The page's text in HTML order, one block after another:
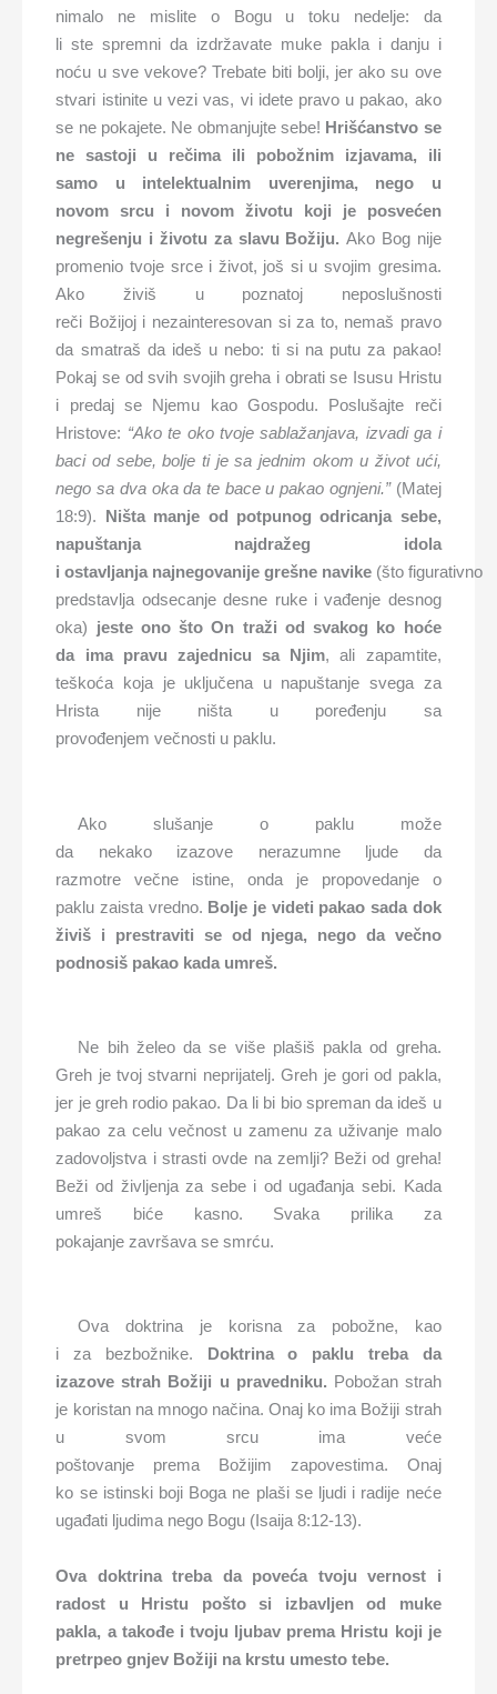
nimalo ne mislite o Bogu u toku nedelje: da
li ste spremni da izdržavate muke pakla i danju i
noću u sve vekove? Trebate biti bolji, jer ako su ove
stvari istinite u vezi vas, vi idete pravo u pakao, ako
se ne pokajete. Ne obmanjujte sebe! Hrišćanstvo se
ne sastoji u rečima ili pobožnimizjavama, ili
samo u intelektualnim uverenjima, nego u
novom srcu i novom životu koji je posvećen
negrešenju i životu za slavu Božiju. Ako Bog nije
promenio tvoje srce i život, još si u svojim gresima.
Ako živiš u poznatoj neposlušnosti
reči Božijoj i nezainteresovan si za to, nemaš pravo
da smatraš da ideš u nebo: ti si na putu za pakao!
Pokaj se od svih svojih greha i obrati se Isusu Hristu
i predaj se Njemu kao Gospodu. Poslušajte reči
Hristove: “Akote okotvoje sablažanjava, izvadi ga i
baci od sebe, bolje ti je sa jednim okom u život ući,
nego sa dva oka da te bace upakao ognjeni.”(Matej
18:9). Ništa manje od potpunogodricanja sebe,
napuštanja najdražeg idola
iostavljanja najnegovanije grešne navike (što figurativno
predstavlja odsecanje desne ruke i vađenje desnog
oka) jeste ono štoOn traži od svakog ko hoće
da ima pravu zajednicu sa Njim, ali zapamtite,
teškoća koja je uključena u napuštanje svega za
Hrista nije ništa u poređenju sa
provođenjem večnosti u paklu.
Ako slušanje o paklu može
da nekako izazove nerazumne ljude da
razmotre večne istine, onda je propovedanje o
paklu zaista vredno. Bolje je videti pakao sada dok
živiš i prestraviti se od njega, nego da večno
podnosiš pakao kada umreš.
Ne bih želeo da se više plašiš pakla od greha.
Greh je tvoj stvarni neprijatelj. Greh je gori od pakla,
jer je greh rodio pakao. Da li bi bio spreman da ideš u
pakao za celu večnost u zamenu za uživanje malo
zadovoljstva i strasti ovde na zemlji? Beži od greha!
Beži od življenja za sebe i od ugađanja sebi. Kada
umreš biće kasno. Svaka prilika za
pokajanje završava se smrću.
Ova doktrina je korisna za pobožne, kao
i za bezbožnike. Doktrina o paklu treba da
izazove strah Božiji u pravedniku. Pobožan strah
je koristan na mnogo načina. Onaj ko ima Božiji strah
u svom srcu ima veće
poštovanje prema Božijim zapovestima. Onaj
ko se istinski boji Boga ne plaši se ljudi i radije neće
ugađati ljudima nego Bogu (Isaija 8:12-13).
Ova doktrina treba dapoveća tvoju vernost i
radost u Hristu poštosi izbavljen od muke
pakla, a takođe i tvoju ljubav prema Hristu koji je
pretrpeognjev Božiji na krstu umesto tebe.